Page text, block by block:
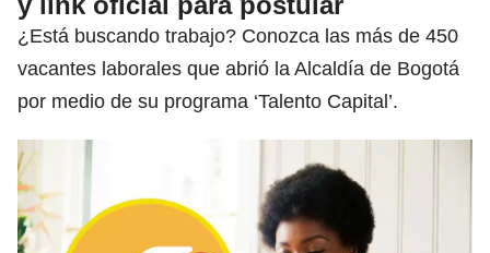
¿Está buscando trabajo? Conozca las más de 450
vacantes laborales que abrió la Alcaldía de Bogotá
por medio de su programa ‘Talento Capital’.